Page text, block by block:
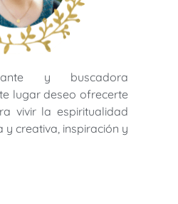
y buscadora
lugar deseo ofrecerte
vivir la espiritualidad
creativa, inspiración y